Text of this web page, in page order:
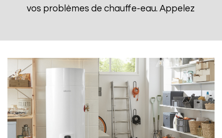
vos problèmes de chauffe-eau. Appelez